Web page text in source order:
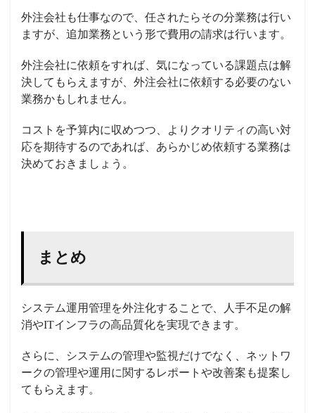
外注会社も仕事なので、任されたらその分業務は行い
ますが、追加業務という形で費用の請求は行います。
外注会社に依頼をすれば、気になっている課題点は解
決してもらえますが、外注会社に依頼する必要のない
業務かもしれません。
コストを予算内に収めつつ、よりクオリティの高い対
応を期待するのであれば、あらかじめ依頼する業務は
決めておきましょう。
まとめ
システム運用管理を外注化することで、 人手不足の解
消やITインフラの高品質化を実現できます。
さらに、システムの管理や監視だけでなく、ネットワ
ークの管理や運用に関するレポートや改善案も提案し
てもらえます。